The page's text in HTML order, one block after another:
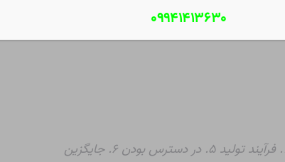
۰۹۹۴۱۴۱۳۶۳۰